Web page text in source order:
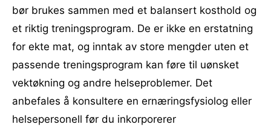
bør brukes sammen med et balansert kosthold og
et riktig treningsprogram. De er ikke en erstatning
for ekte mat, og inntak av store mengder uten et
passende treningsprogram kan føre til uønsket
vektøkning og andre helseproblemer. Det
anbefales å konsultere en ernæringsfysiolog eller
helsepersonell før du inkorporerer